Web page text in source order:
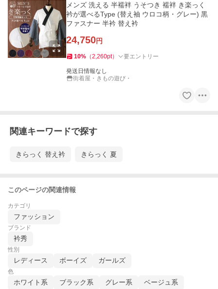
メンズ 洗える 半襦袢 うそつき 襦袢 き楽っく
衿が選べるType (替え袖 ウロコ柄・グレー) 黒
ファスナー 半衿 替え衿
24,750円
10% （2,260pt） 要エントリー
発送日情報なし
街着屋・きもの遊び・
関連キーワードで探す
きらっく 替え衿 きらっく 夏
このページの関連情報
カテゴリ
ファッション
ブランド
衿秀
性別
レディース ボーイズ ガールズ
色
ホワイト系 ブラック系 グレー系 ベージュ系